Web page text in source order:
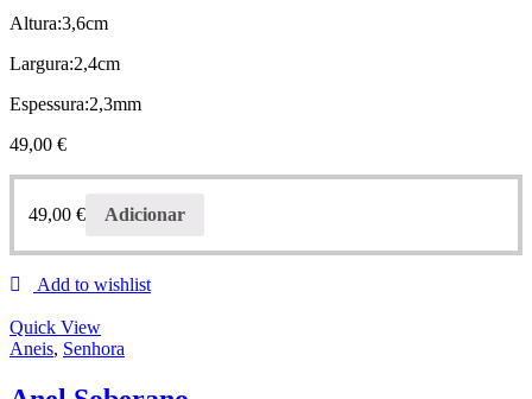
Altura:3,6cm
Largura:2,4cm
Espessura:2,3mm
49,00 €
49,00 € Adicionar
Add to wishlist
Quick View
Aneis, Senhora